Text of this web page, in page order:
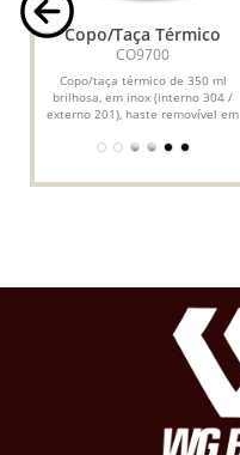
Copo/Taça Térmico
CO9700
Copo/taça térmico de 350 ml
brilhosa, em inox (interno 304 /
externo 201), haste removível em